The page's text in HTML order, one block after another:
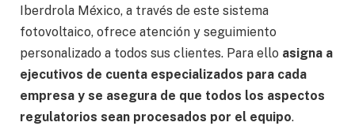
Iberdrola México, a través de este sistema
fotovoltaico, ofrece atención y seguimiento
personalizado a todos sus clientes. Para ello asigna a
ejecutivos de cuenta especializados para cada
empresa y se asegura de que todos los aspectos
regulatorios sean procesados por el equipo.